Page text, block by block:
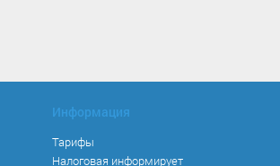
Информация
Тарифы
Налоговая информирует